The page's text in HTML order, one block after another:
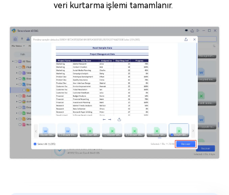
veri kurtarma işlemi tamamlanır.